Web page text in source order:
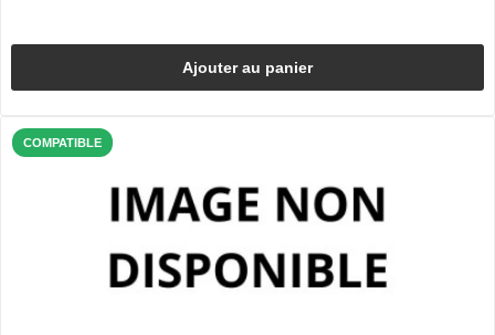
Ajouter au panier
COMPATIBLE